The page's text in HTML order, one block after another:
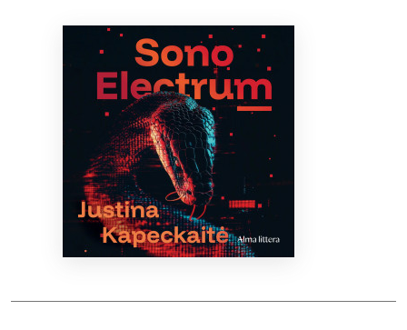
Bibliotekoms